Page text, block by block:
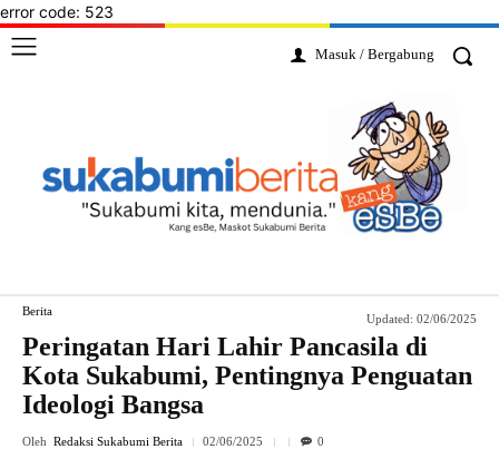
error code: 523
Masuk / Bergabung
Berita
Updated: 02/06/2025
Peringatan Hari Lahir Pancasila di
Kota Sukabumi, Pentingnya Penguatan
Ideologi Bangsa
Oleh Redaksi Sukabumi Berita 02/06/2025 0